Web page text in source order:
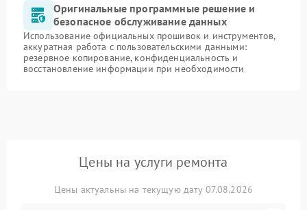
Оригинальные программные решение и
безопасное обслуживание данных
Использование официальных прошивок и инструментов,
аккуратная работа с пользовательскими данными:
резервное копирование, конфиденциальность и
восстановление информации при необходимости
Цены на услуги ремонта
Цены актуальны на текущую дату 07.08.2026